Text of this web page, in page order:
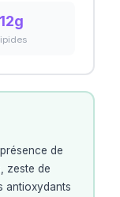
12g
de
zeste de
antioxydants